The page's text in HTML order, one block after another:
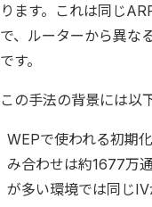
ります。これは同じ
で、ルーターから異な
です。
この手法の背景には以
WEPで使われる初期
み合わせは約1677万
が多い環境では同じ